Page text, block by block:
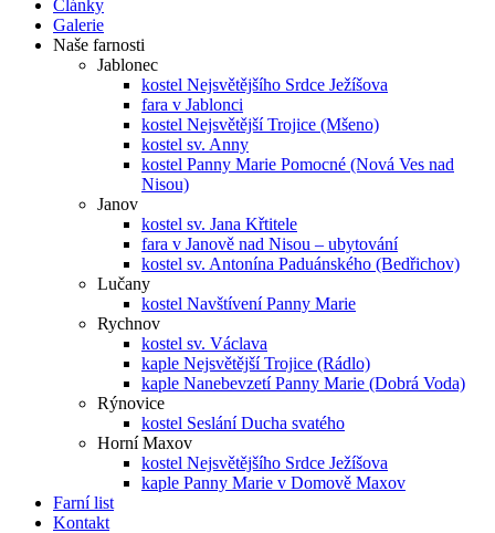
Články
Galerie
Naše farnosti
Jablonec
kostel Nejsvětějšího Srdce Ježíšova
fara v Jablonci
kostel Nejsvětější Trojice (Mšeno)
kostel sv. Anny
kostel Panny Marie Pomocné (Nová Ves nad
Nisou)
Janov
kostel sv. Jana Křtitele
fara v Janově nad Nisou – ubytování
kostel sv. Antonína Paduánského (Bedřichov)
Lučany
kostel Navštívení Panny Marie
Rychnov
kostel sv. Václava
kaple Nejsvětější Trojice (Rádlo)
kaple Nanebevzetí Panny Marie (Dobrá Voda)
Rýnovice
kostel Seslání Ducha svatého
Horní Maxov
kostel Nejsvětějšího Srdce Ježíšova
kaple Panny Marie v Domově Maxov
Farní list
Kontakt